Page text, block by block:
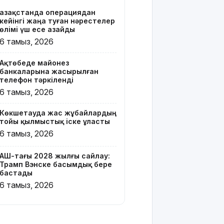
Онлайн-
казиноны
жарнамалаған
Қайсар
жылға
сотталуы
мүмкін
облысында
жылына 6
мың тонна
өндіретін
құс
фабрикасы
ашылды
Қазақстанда операциядан
кейінгі жаңа туған нәрестелер
өлімі үш есе азайды
6 тамыз, 2026
Ақтөбеде майонез
банкаларына жасырылған
телефон тәркіленді
6 тамыз, 2026
Көкшетауда жас жұбайлардың
тойы қылмыстық іске ұласты
6 тамыз, 2026
АҚШ-тағы 2028 жылғы сайлау:
Трамп Вэнске басымдық бере
бастады
6 тамыз, 2026